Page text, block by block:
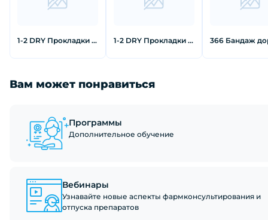
1-2 DRY Прокладки для подмышек от пота для одежды без рукавов 1-2 DRY Прокладки для подмышек от пота черного цвета большие 12 шт
Вам может понравиться
Программы
Дополнительное обучение
Вебинары
Узнавайте новые аспекты фармконсультирования и
отпуска препаратов